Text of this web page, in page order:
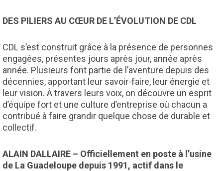
DES PILIERS AU CŒUR DE L’ÉVOLUTION DE CDL
CDL s’est construit grâce à la présence de personnes
engagées, présentes jours après jour, année après
année. Plusieurs font partie de l’aventure depuis des
décennies, apportant leur savoir-faire, leur énergie et
leur vision. À travers leurs voix, on découvre un esprit
d’équipe fort et une culture d’entreprise où chacun a
contribué à faire grandir quelque chose de durable et
collectif.
ALAIN DALLAIRE – Officiellement en poste à l’usine
de La Guadeloupe depuis 1991, actif dans le